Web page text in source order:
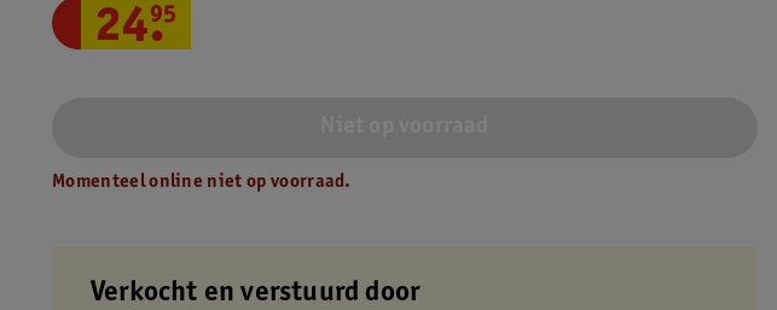
24.
95
Momenteel online niet op voorraad.
Verkocht en verstuurd door